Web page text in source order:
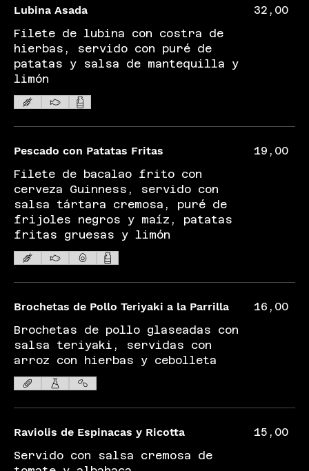
Lubina Asada
Filete de lubina con costra de
hierbas, servido con puré de
patatas y salsa de mantequilla y
limón
32,00
Pescado con Patatas Fritas
Filete de bacalao frito con
cerveza Guinness, servido con
salsa tártara cremosa, puré de
frijoles negros y maíz, patatas
fritas gruesas y limón
19,00
Brochetas de Pollo Teriyaki a la Parrilla
Brochetas de pollo glaseadas con
salsa teriyaki, servidas con
arroz con hierbas y cebolleta
16,00
Raviolis de Espinacas y Ricotta
Servido con salsa cremosa de
15,00